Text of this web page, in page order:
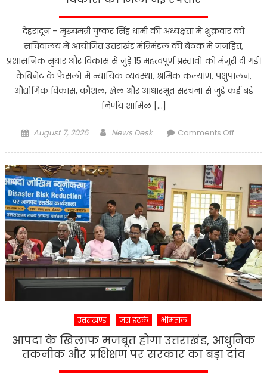
देहरादून – मुख्यमंत्री पुष्कर सिंह धामी की अध्यक्षता में शुक्रवार को
सचिवालय में आयोजित उत्तराखंड मंत्रिमंडल की बैठक में जनहित,
प्रशासनिक सुधार और विकास से जुड़े 15 महत्वपूर्ण प्रस्तावों को मंजूरी दी गई।
कैबिनेट के फैसलों में न्यायिक व्यवस्था, श्रमिक कल्याण, पशुपालन,
औद्योगिक विकास, कौशल, खेल और आधारभूत संरचना से जुड़े कई बड़े
निर्णय शामिल […]
Posted
August 7, 2026 Author
News Desk Comments Offon
पर
कैबिनेट
की
मुहर,
उत्तराखंड
में
विकास
को
मिली
उत्तराखण्ड ज़रा हटके भीमताल
आपदा के खिलाफ मजबूत होगा उत्तराखंड, आधुनिक
तकनीक और प्रशिक्षण पर सरकार का बड़ा दांव